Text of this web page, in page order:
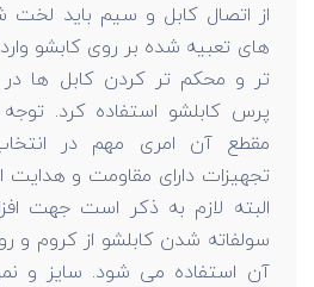
از اتصال کابل و سیم باید
های تعبیه شده بر روی کابشو
تر و محکم تر کردن کابل ها در
پرس کابلشو استفاده کرد.
مقطع آن امری مهم در
تجهیزات دارای مقاومت و هدایت
البته لازم به ذکر است جهت
سولفاته شدن کابلشو از کروم
آن استفاده می شود. سایز و